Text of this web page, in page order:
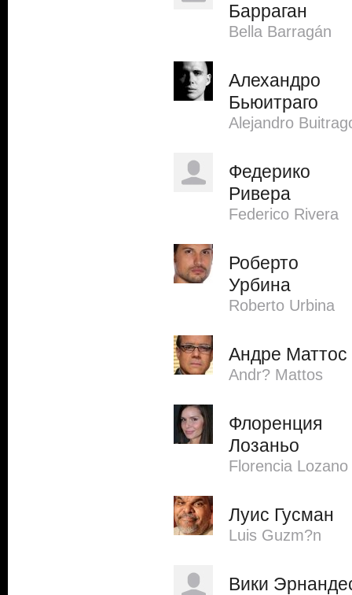
Барраган
Bella Barragán
Алехандро
Бьюитраго
Alejandro
Федерико
Ривера
Federico Rivera
Роберто
Урбина
Roberto Urbina
Андре Маттос
Andr? Mattos
Флоренция
Лозаньо
Florencia Lozano
Луис Гусман
Luis Guzm?n
Вики